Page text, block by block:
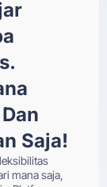
Saja!
mana saja,